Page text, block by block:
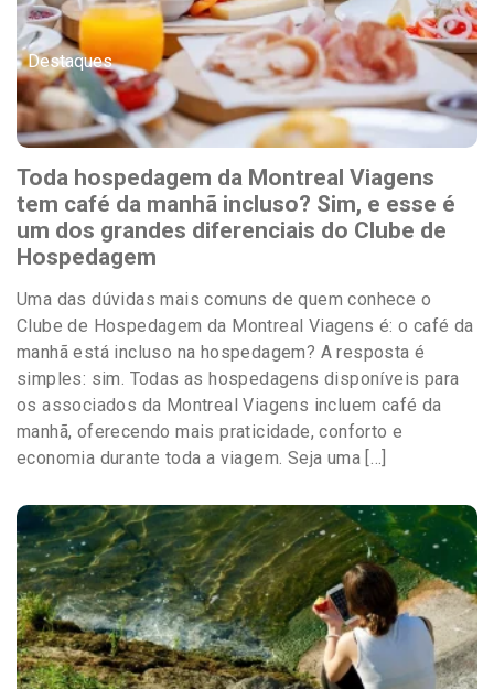
Destaques
Toda hospedagem da Montreal Viagens
tem café da manhã incluso? Sim, e esse é
um dos grandes diferenciais do Clube de
Hospedagem
Uma das dúvidas mais comuns de quem conhece o
Clube de Hospedagem da Montreal Viagens é: o café da
manhã está incluso na hospedagem? A resposta é
simples: sim. Todas as hospedagens disponíveis para
os associados da Montreal Viagens incluem café da
manhã, oferecendo mais praticidade, conforto e
economia durante toda a viagem. Seja uma […]